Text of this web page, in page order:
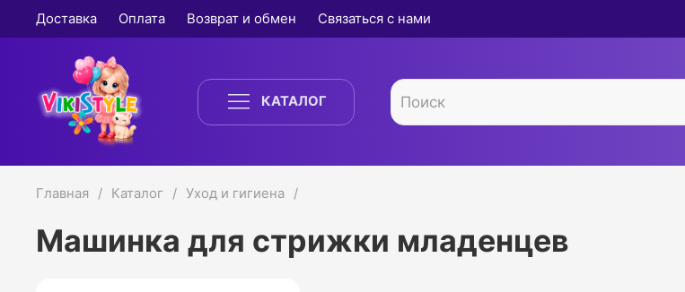
Доставка Оплата Возврат и обмен Связаться с нами
КАТАЛОГ
Главная Каталог Уход и гигиена
Машинка для стрижки младенцев